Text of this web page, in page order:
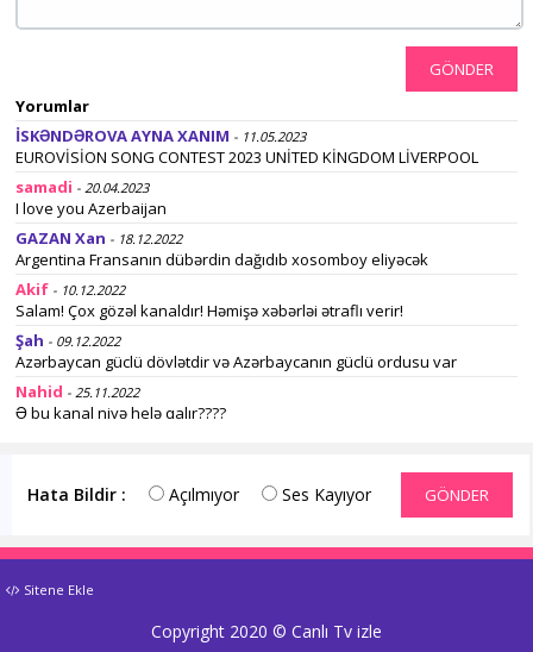
GÖNDER
Yorumlar
İSKƏNDƏROVA AYNA XANIM - 11.05.2023
EUROVİSİON SONG CONTEST 2023 UNİTED KİNGDOM LİVERPOOL
samadi - 20.04.2023
I love you Azerbaijan
GAZAN Xan - 18.12.2022
Argentina Fransanın dübərdin dağıdıb xosomboy eliyəcək
Akif - 10.12.2022
Salam! Çox gözəl kanaldır! Həmişə xəbərləi ətraflı verir!
Şah - 09.12.2022
Azərbaycan güclü dövlətdir və Azərbaycanın güclü ordusu var
Nahid - 25.11.2022
Ə bu kanal niyə helə qalır????
Memmed - 24.11.2022
VÜQAR- 24.11.2022
Dona dona oyuna baxırıq evdə nə qədər telefon varsa onların
telefonlarının internetini söndürmüşəm yenədə xeyri yoxdu xaiş
- 05.08.2021
Hata Bildir : Açılmıyor Ses Kayıyor GÖNDER
Sitene Ekle
Copyright 2020 © Canlı Tv izle